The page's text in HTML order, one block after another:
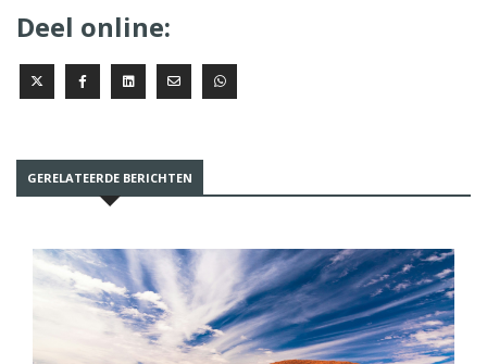
Deel online:
GERELATEERDE BERICHTEN